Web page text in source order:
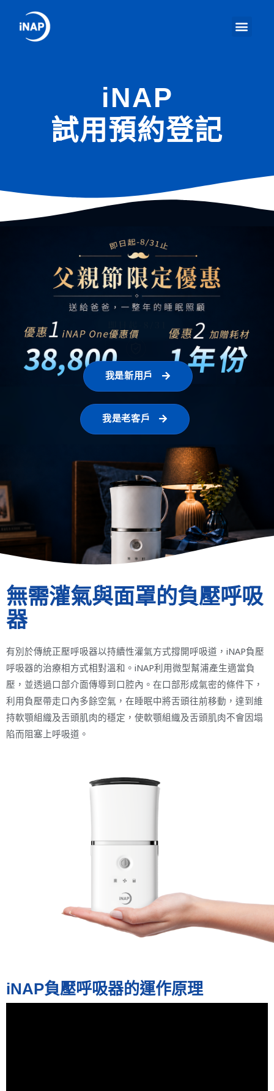
iNAP
試用預約登記
我是新用戶
我是老客戶
無需灌氣與面罩的負壓呼吸
器
有別於傳統正壓呼吸器以持續性灌氣方式撐開呼吸道，iNAP負壓
呼吸器的治療相方式相對溫和。iNAP利用微型幫浦產生適當負
壓，並透過口部介面傳導到口腔內。在口部形成氣密的條件下，
利用負壓帶走口內多餘空氣，在睡眠中將舌頭往前移動，達到維
持軟顎組織及舌頭肌肉的穩定，使軟顎組織及舌頭肌肉不會因塌
陷而阻塞上呼吸道。
iNAP負壓呼吸器的運作原理